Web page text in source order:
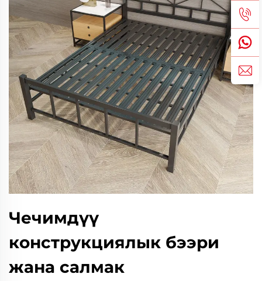
Чечимдүү
конструкциялык бээри
жана салмак